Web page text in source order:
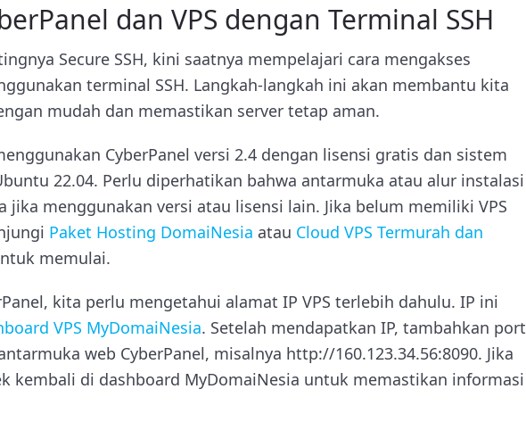
dan VPS dengan Terminal SSH
Secure SSH, kini saatnya mempelajari cara mengakses
terminal SSH. Langkah-langkah ini akan membantu kita
mudah dan memastikan server tetap aman.
CyberPanel versi 2.4 dengan lisensi gratis dan sistem
22.04. Perlu diperhatikan bahwa antarmuka atau alur instalasi
jika menggunakan versi atau lisensi lain. Jika belum memiliki VPS
Paket Hosting DomaiNesia atau Cloud VPS Termurah dan
memulai.
kita perlu mengetahui alamat IP VPS terlebih dahulu. IP ini
VPS MyDomaiNesia. Setelah mendapatkan IP, tambahkan port
web CyberPanel, misalnya http://160.123.34.56:8090. Jika
kembali di dashboard MyDomaiNesia untuk memastikan informasi